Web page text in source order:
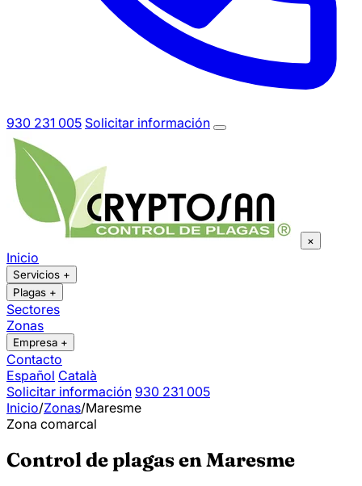
930 231 005 Solicitar información
×
Inicio
Servicios +
Plagas +
Sectores
Zonas
Empresa +
Contacto
Español Català
Solicitar información 930 231 005
Inicio/Zonas/Maresme
Zona comarcal
Control de plagas en Maresme